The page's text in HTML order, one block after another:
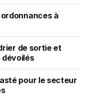
à
de sortie et
dévoilés
pour le secteur